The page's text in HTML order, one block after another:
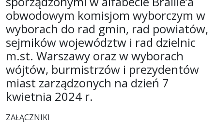
obwodowym komisjom wyborczym w
wyborach do rad gmin, rad powiatów,
sejmików województw i rad dzielnic
m.st. Warszawy oraz w wyborach
wójtów, burmistrzów i prezydentów
miast zarządzonych na dzień 7
kwietnia 2024 r.
ZAŁĄCZNIKI